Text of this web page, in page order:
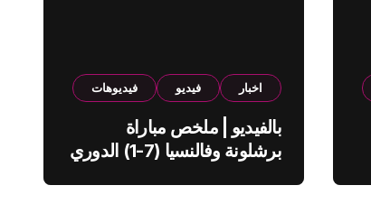
اخبار فيديو فيديوهات
بالفيديو | ملخص مباراة
برشلونة وفالنسيا (7-1) الدوري